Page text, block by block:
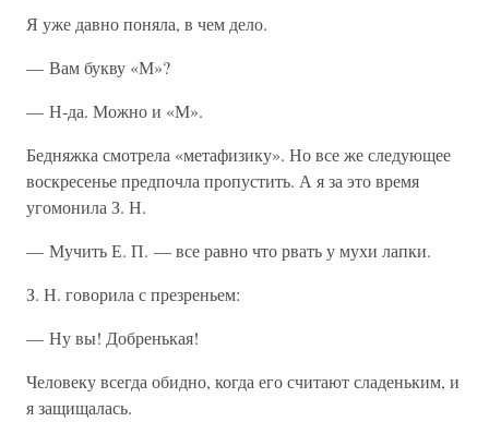
Я уже давно поняла, в чем дело.
— Вам букву «М»?
— Н-да. Можно и «М».
Бедняжка смотрела «метафизику». Но все же следующее
воскресенье предпочла пропустить. А я за это время
угомонила З. Н.
— Мучить Е. П. — все равно что рвать у мухи лапки.
З. Н. говорила с презреньем:
— Ну вы! Добренькая!
Человеку всегда обидно, когда его считают сладеньким, и
я защищалась.